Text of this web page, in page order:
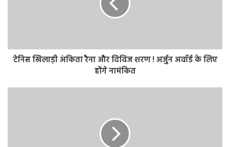
टेनिस खिलाड़ी अंकिता रैना और दिविज शरण ! अर्जुन अवॉर्ड के लिए
होंगे नामंकित